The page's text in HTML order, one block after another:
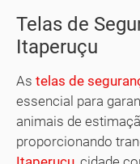
Telas de
Itaperuçu
As telas de
essencial para
animais de
proporcionando